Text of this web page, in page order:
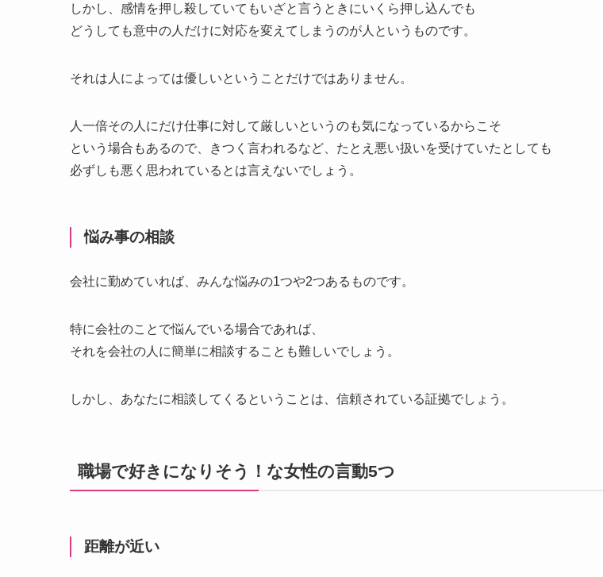
しかし、感情を押し殺していてもいざと言うときにいくら押し込んでも
どうしても意中の人だけに対応を変えてしまうのが人というものです。
それは人によっては優しいということだけではありません。
人一倍その人にだけ仕事に対して厳しいというのも気になっているからこそ
という場合もあるので、きつく言われるなど、たとえ悪い扱いを受けていたとしても
必ずしも悪く思われているとは言えないでしょう。
悩み事の相談
会社に勤めていれば、みんな悩みの1つや2つあるものです。
特に会社のことで悩んでいる場合であれば、
それを会社の人に簡単に相談することも難しいでしょう。
しかし、あなたに相談してくるということは、信頼されている証拠でしょう。
職場で好きになりそう！な女性の言動5つ
距離が近い